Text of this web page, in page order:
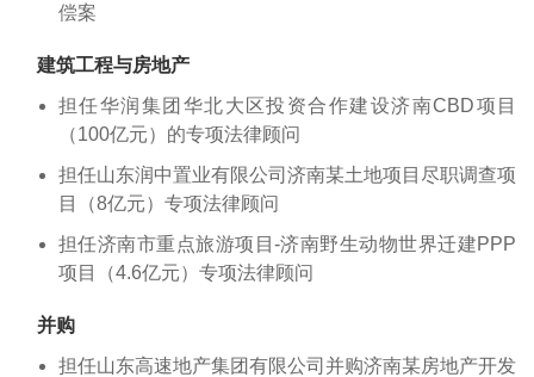
偿案
建筑工程与房地产
担任华润集团华北大区投资合作建设济南CBD项目
（100亿元）的专项法律顾问
担任山东润中置业有限公司济南某土地项目尽职调查项
目（8亿元）专项法律顾问
担任济南市重点旅游项目-济南野生动物世界迁建PPP
项目（4.6亿元）专项法律顾问
并购
担任山东高速地产集团有限公司并购济南某房地产开发